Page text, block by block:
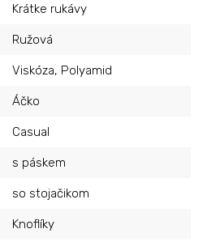
Krátke rukávy
Ružová
Viskóza, Polyamid
Áčko
Casual
s páskem
so stojačikom
Knoflíky